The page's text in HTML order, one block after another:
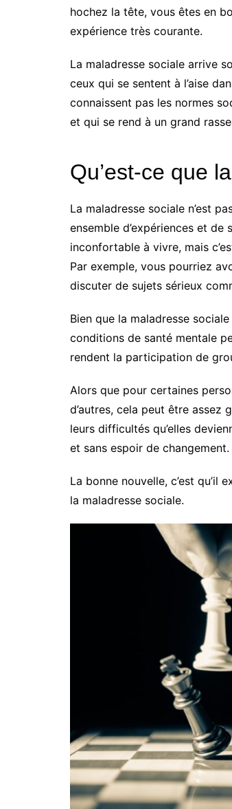
hochez la tête, vous êtes en
expérience très courante.
La maladresse sociale arrive
ceux qui se sentent à l’aise
connaissent pas les normes
et qui se rend à un grand
Qu’est-ce que
La maladresse sociale n’est
ensemble d’expériences et
inconfortable à vivre, mais
Par exemple, vous pourriez
discuter de sujets sérieux
Bien que la maladresse
conditions de santé mentale
rendent la participation de
Alors que pour certaines
d’autres, cela peut être assez
leurs difficultés qu’elles
et sans espoir de changement.
La bonne nouvelle, c’est
la maladresse sociale.